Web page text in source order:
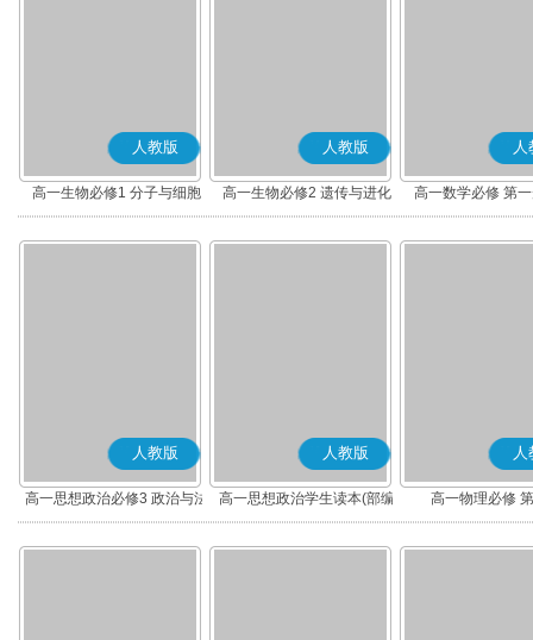
人教版
高一生物必修1 分子与细胞
人教版
高一生物必修2 遗传与进化
人
高一数学必修 第
人教版
高一思想政治必修3 政治与法
治(部编版)
人教版
高一思想政治学生读本(部编
版)
人
高一物理必修